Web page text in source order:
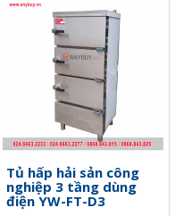
Tủ hấp hải sản công
nghiệp 3 tầng dùng
điện YW-FT-D3